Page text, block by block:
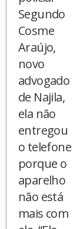
Segundo
Cosme
Araújo,
novo
advogado
de Najila,
ela não
entregou
o telefone
porque o
aparelho
não está
mais com